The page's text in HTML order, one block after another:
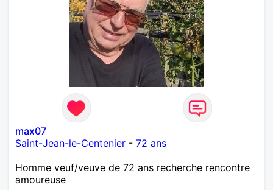
max07
Saint-Jean-le-Centenier - 72 ans
Homme veuf/veuve de 72 ans recherche rencontre
amoureuse